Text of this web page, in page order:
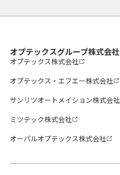
オプテックスグループ株式会社
オプテックス株式会社
オプテックス・エフエー株式会社
サンリツオートメイション株式会社
ミツテック株式会社
オーパルオプテックス株式会社